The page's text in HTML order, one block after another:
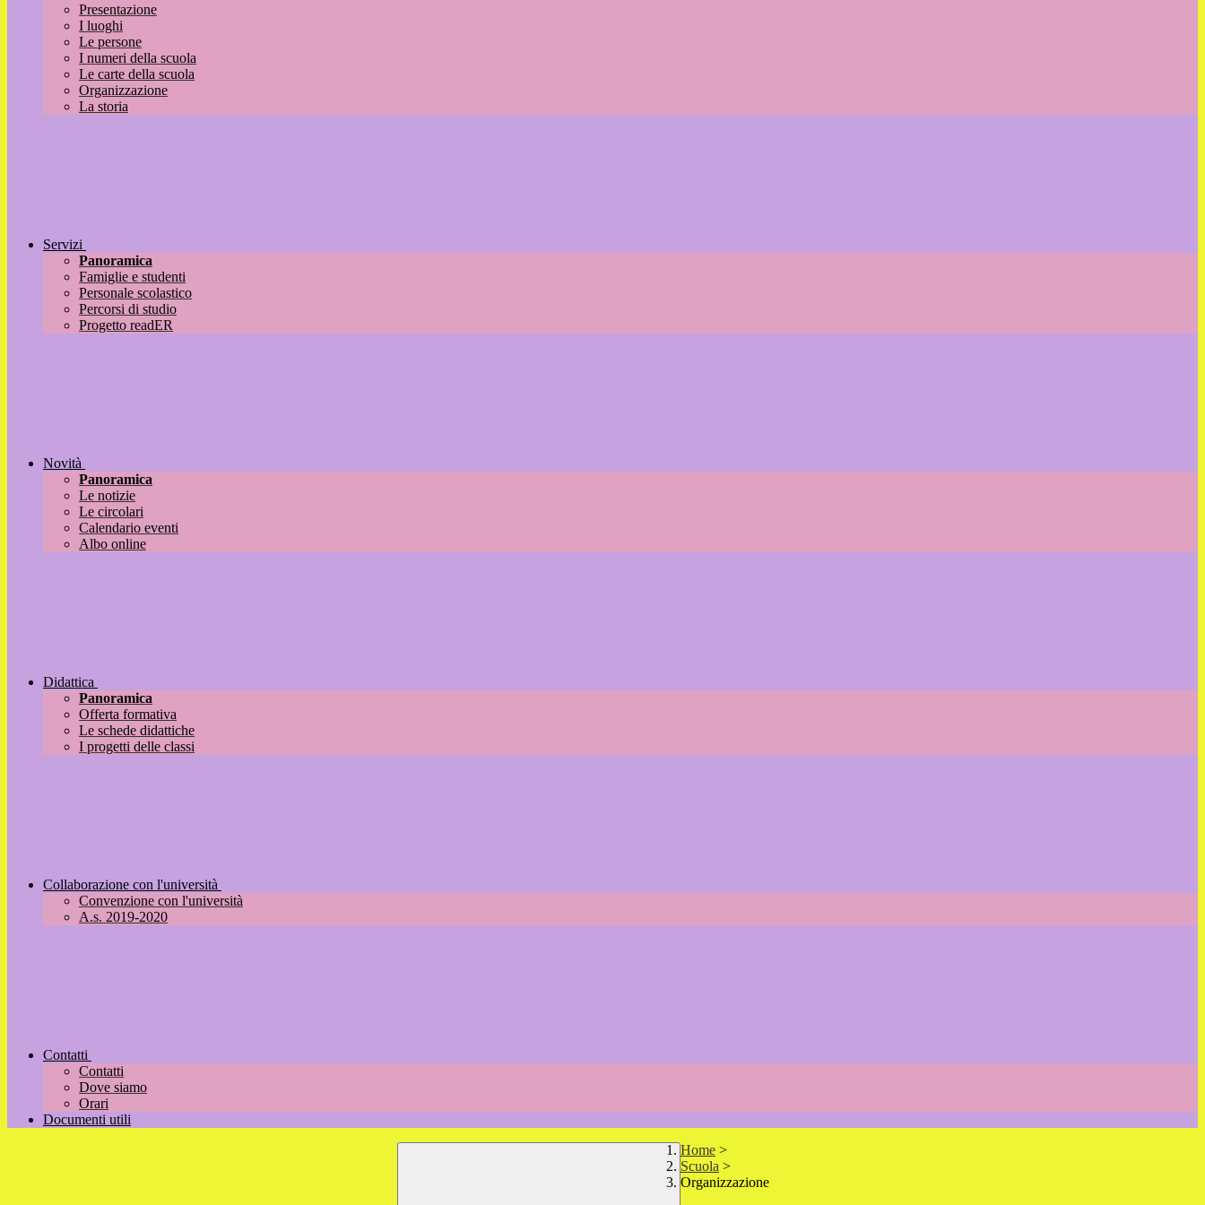
Presentazione
I luoghi
Le persone
I numeri della scuola
Le carte della scuola
Organizzazione
La storia
Servizi
Panoramica
Famiglie e studenti
Personale scolastico
Percorsi di studio
Progetto readER
Novità
Panoramica
Le notizie
Le circolari
Calendario eventi
Albo online
Didattica
Panoramica
Offerta formativa
Le schede didattiche
I progetti delle classi
Collaborazione con l'università
Convenzione con l'università
A.s. 2019-2020
Contatti
Contatti
Dove siamo
Orari
Documenti utili
Home >
Scuola >
Organizzazione